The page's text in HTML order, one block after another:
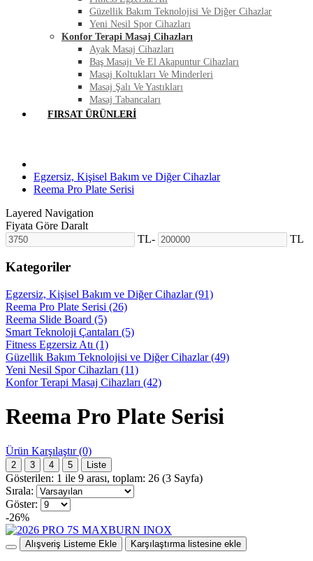
Güzellik Bakım Teknolojisi Ve Diğer Cihazlar
Yeni Nesil Spor Cihazları
Konfor Terapi Masaj Cihazları
Ayak Masaj Cihazları
Baş Masajı Ve El Akapuntur Cihazları
Masaj Koltukları Ve Minderleri
Masaj Şalı Ve Yastıkları
Masaj Tabancaları
FIRSAT ÜRÜNLERI
Egzersiz, Kişisel Bakım ve Diğer Cihazlar
Reema Pro Plate Serisi
Layered Navigation
Fiyata Göre Daralt
TL- TL
Kategoriler
Egzersiz, Kişisel Bakım ve Diğer Cihazlar (91)
Reema Pro Plate Serisi (26)
Reema Slide Board (5)
Smart Teknoloji Çantaları (5)
Fitness Egzersiz Atı (1)
Güzellik Bakım Teknolojisi ve Diğer Cihazlar (49)
Yeni Nesil Spor Cihazları (11)
Konfor Terapi Masaj Cihazları (42)
Reema Pro Plate Serisi
Ürün Karşılaştır (0)
2 3 4 5 Liste
Gösterilen: 1 ile 9 arası, toplam: 26 (3 Sayfa)
Sırala:
Göster:
-26%
Alışveriş Listeme Ekle Karşılaştırma listesine ekle